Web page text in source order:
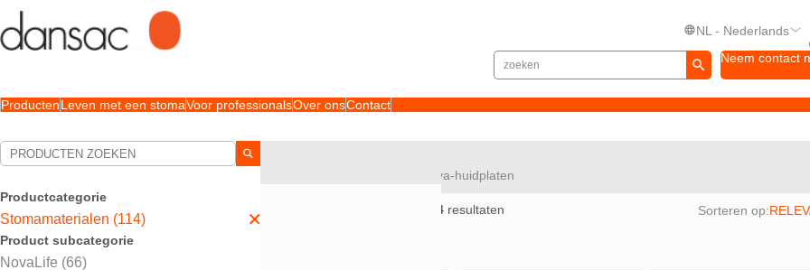
NL - Nederlands
Neem contact
ProductenLeven met een stomaVoor professionalsOver onsContact
Productcategorie
Stomamaterialen (114)
Product subcategorie
NovaLife (66)
Nova-huidplaten
4 resultaten Sorteren op: